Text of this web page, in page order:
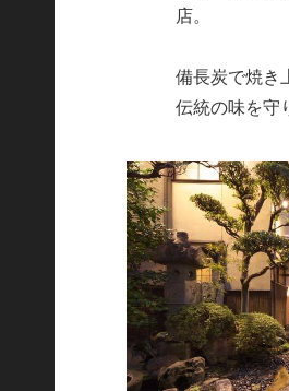
店。
備長炭で焼き
伝統の味を守